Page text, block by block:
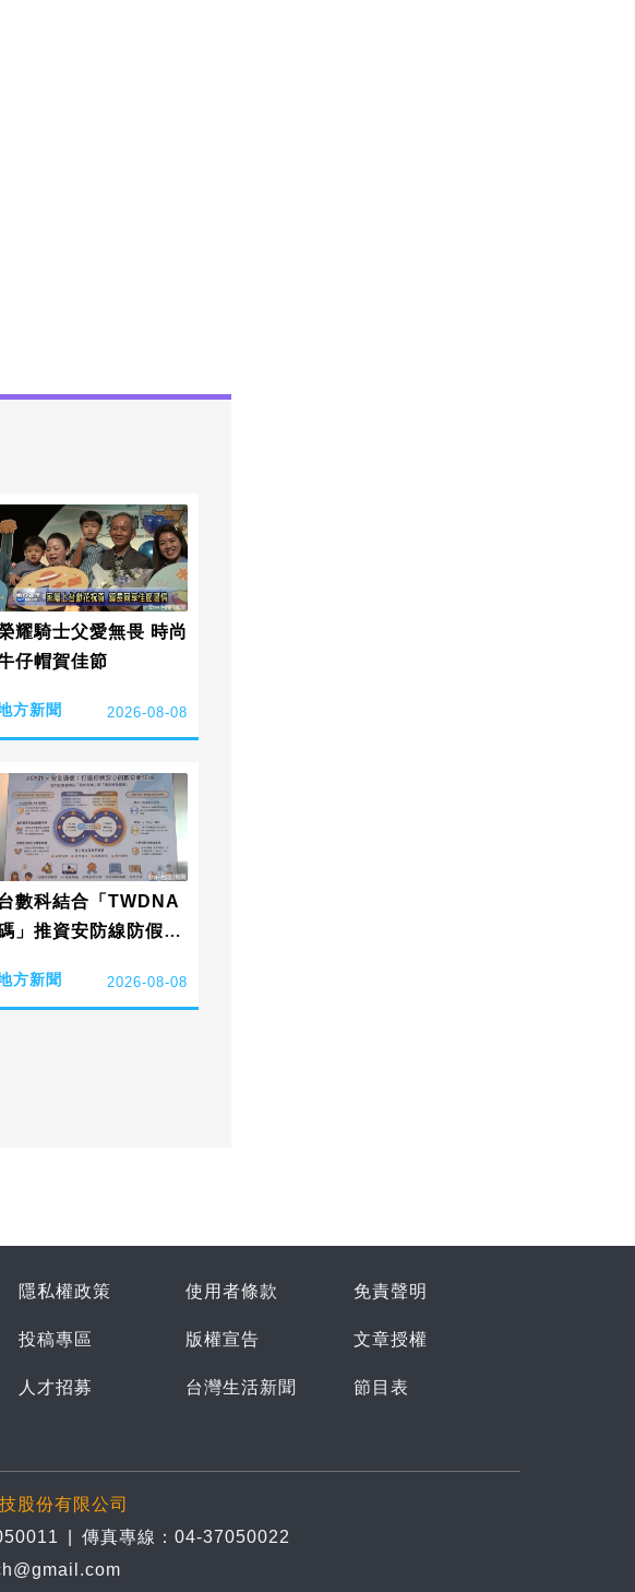
耀騎士父愛無畏 時尚
仔帽賀佳節
方新聞 2026-08-08
數科結合「TWDNA
」推資安防線防假簡
方新聞 2026-08-08
隱私權政策 使用者條款 免責聲明
投稿專區 版權宣告 文章授權
人才招募 台灣生活新聞 節目表
股份有限公司
傳真專線：04-37050022